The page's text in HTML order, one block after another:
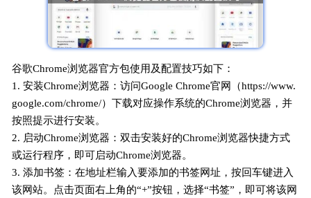
谷歌Chrome浏览器官方包使用及配置技巧如下：
1. 安装Chrome浏览器：访问Google Chrome官网（https://www.
google.com/chrome/）下载对应操作系统的Chrome浏览器，并
按照提示进行安装。
2. 启动Chrome浏览器：双击安装好的Chrome浏览器快捷方式
或运行程序，即可启动Chrome浏览器。
3. 添加书签：在地址栏输入要添加的书签网址，按回车键进入
该网站。点击页面右上角的“+”按钮，选择“书签”，即可将该网